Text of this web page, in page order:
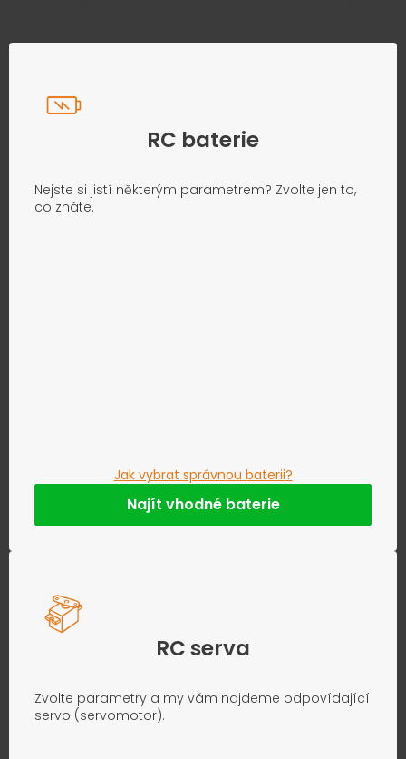
RC baterie
Nejste si jistí některým parametrem? Zvolte jen to,
co znáte.
Jak vybrat správnou baterii?
Najít vhodné baterie
RC serva
Zvolte parametry a my vám najdeme odpovídající
servo (servomotor).